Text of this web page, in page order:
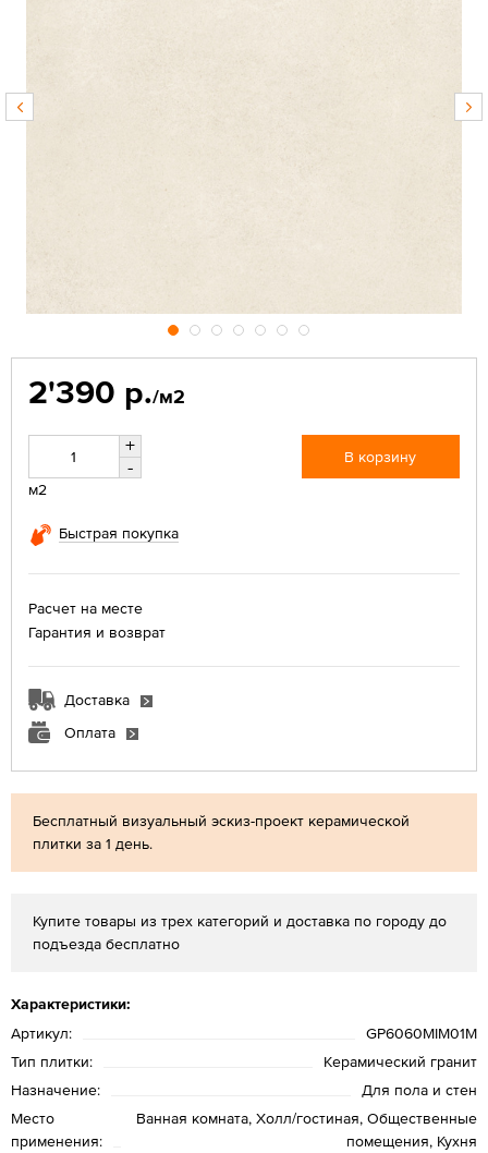
Бесплатный визуальный эскиз-проект керамической
плитки за 1 день.
Купите товары из трех категорий и доставка по городу до
подъезда бесплатно
Характеристики:
Артикул:
GP6060MIM01M
Тип плитки:
Керамический гранит
Назначение:
Для пола и стен
Место
применения:
Ванная комната, Холл/гостиная, Общественные
помещения, Кухня
2'390 р./м2
+
-
м2
В корзину
Быстрая покупка
Расчет на месте
Гарантия и возврат
Доставка
Оплата